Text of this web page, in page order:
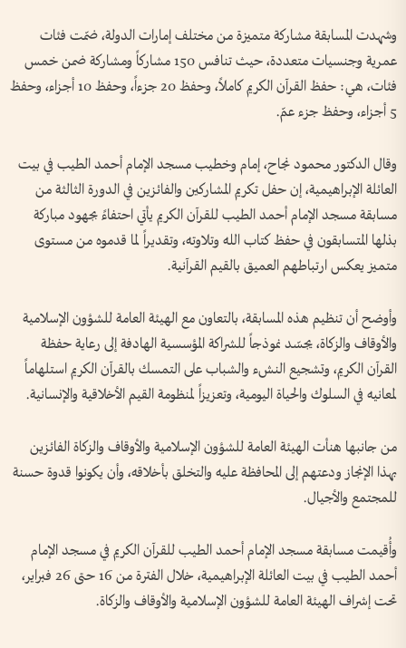
وشهدت المسابقة مشاركة متميزة من مختلف إمارات الدولة، ضمّت فئات
عمرية وجنسيات متعددة، حيث تنافس 150 مشاركاً ومشاركة ضمن خمس
فئات، هي: حفظ القرآن الكريم كاملاً، وحفظ 20 جزءاً، وحفظ 10 أجزاء، وحفظ
5 أجزاء، وحفظ جزء عمّ.
وقال الدكتور محمود نجاح، إمام وخطيب مسجد الإمام أحمد الطيب في بيت
العائلة الإبراهيمية، إن حفل تكريم المشاركين والفائزين في الدورة الثالثة من
مسابقة مسجد الإمام أحمد الطيب للقرآن الكريم يأتي احتفاءً بجهود مباركة
بذلها المتسابقون في حفظ كتاب الله وتلاوته، وتقديراً لما قدموه من مستوى
متميز يعكس ارتباطهم العميق بالقيم القرآنية.
وأوضح أن تنظيم هذه المسابقة، بالتعاون مع الهيئة العامة للشؤون الإسلامية
والأوقاف والزكاة، يجسّد نموذجاً للشراكة المؤسسية الهادفة إلى رعاية حفظة
القرآن الكريم، وتشجيع النشء والشباب على التمسك بالقرآن الكريم استلهاماً
لمعانيه في السلوك والحياة اليومية، وتعزيزاً لمنظومة القيم الأخلاقية والإنسانية.
من جانبها هنأت الهيئة العامة للشؤون الإسلامية والأوقاف والزكاة الفائزين
بهذا الإنجاز ودعتهم إلى المحافظة عليه والتخلق بأخلاقه، وأن يكونوا قدوة حسنة
للمجتمع والأجيال.
وأُقيمت مسابقة مسجد الإمام أحمد الطيب للقرآن الكريم في مسجد الإمام
أحمد الطيب في بيت العائلة الإبراهيمية، خلال الفترة من 16 حتى 26 فبراير،
تحت إشراف الهيئة العامة للشؤون الإسلامية والأوقاف والزكاة.